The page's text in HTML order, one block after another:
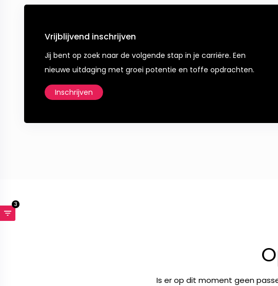
Vrijblijvend inschrijven
Jij bent op zoek naar de volgende stap in je carriëre. Een
nieuwe uitdaging met groei potentie en toffe opdrachten.
Inschrijven
3
Is er op dit moment geen